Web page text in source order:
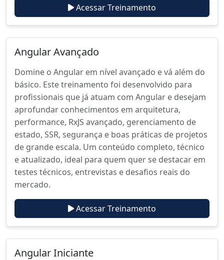
Acessar Treinamento
Angular Avançado
Domine o Angular em nível avançado e vá além do
básico. Este treinamento foi desenvolvido para
profissionais que já atuam com Angular e desejam
aprofundar conhecimentos em arquitetura,
performance, RxJS avançado, gerenciamento de
estado, SSR, segurança e boas práticas de projetos
de grande escala. Um conteúdo completo, técnico
e atualizado, ideal para quem quer se destacar em
testes técnicos, entrevistas e desafios reais do
mercado.
Acessar Treinamento
Angular Iniciante